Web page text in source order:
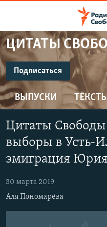
упрощенного
доступа
Вернуться
к
основному
содержанию
Вернутся
главной
навигации
поиску
ПРОГРАММЫ
ПОДКАСТЫ
АВТОРСКИЕ ПРОЕКТЫ
ЦИТАТЫ СВОБОДЫ
МНЕНИЯ
КУЛЬТУРА
IDEL.РЕАЛИИ
СЕВЕР.РЕАЛИИ
СИБИРЬ.РЕАЛИИ
ЦИТАТЫ
Подписаться
Spotify
ВЫПУСКИ
Цитаты
выборы в Усть-
эмиграция
30 марта 2019
Аля Пономарёва